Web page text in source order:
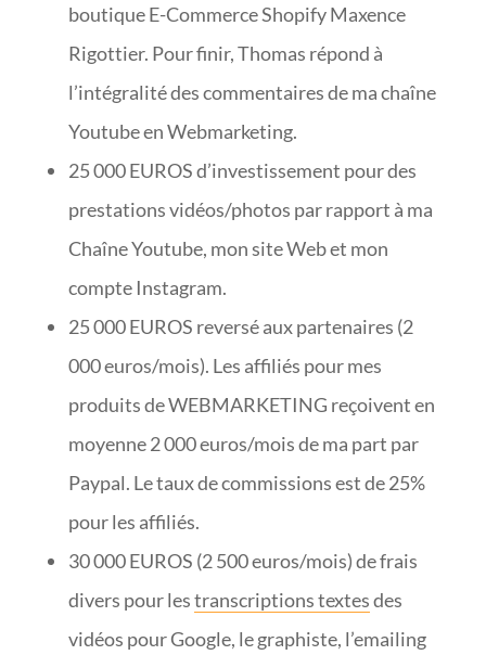
boutique E-Commerce Shopify Maxence
Rigottier. Pour finir, Thomas répond à
l’intégralité des commentaires de ma chaîne
Youtube en Webmarketing.
25 000 EUROS d’investissement pour des
prestations vidéos/photos par rapport à ma
Chaîne Youtube, mon site Web et mon
compte Instagram.
25 000 EUROS reversé aux partenaires (2
000 euros/mois). Les affiliés pour mes
produits de WEBMARKETING reçoivent en
moyenne 2 000 euros/mois de ma part par
Paypal. Le taux de commissions est de 25%
pour les affiliés.
30 000 EUROS (2 500 euros/mois) de frais
divers pour lestranscriptions textesdes
vidéos pour Google, le graphiste, l’emailing